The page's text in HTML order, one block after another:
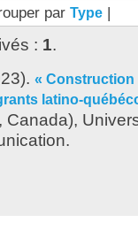
par Type |
: 1.
«
latino-
Canada),